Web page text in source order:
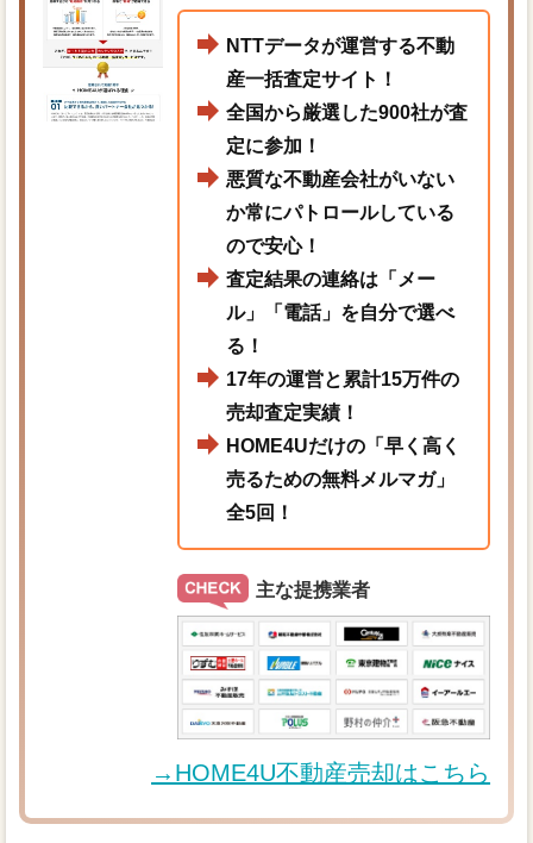
NTTデータが運営する不動
産一括査定サイト！
全国から厳選した900社が査
定に参加！
悪質な不動産会社がいない
か常にパトロールしている
ので安心！
査定結果の連絡は「メー
ル」「電話」を自分で選べ
る！
17年の運営と累計15万件の
売却査定実績！
HOME4Uだけの「早く高く
売るための無料メルマガ」
全5回！
主な提携業者
→HOME4U不動産売却はこちら